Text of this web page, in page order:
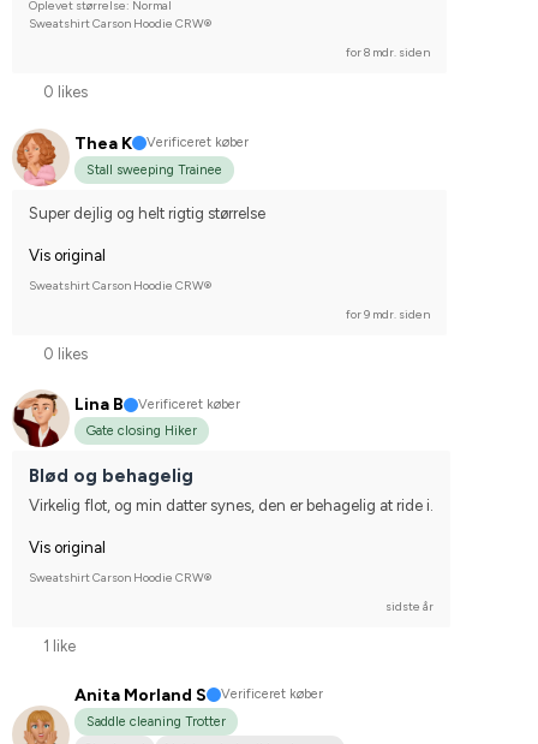
Oplevet størrelse: Normal
Sweatshirt Carson Hoodie CRW®
for 8 mdr. siden
0 likes
Thea K
Verificeret køber
Stall sweeping Trainee
Super dejlig og helt rigtig størrelse
Vis original
Sweatshirt Carson Hoodie CRW®
for 9 mdr. siden
0 likes
Lina B
Verificeret køber
Gate closing Hiker
Blød og behagelig
Virkelig flot, og min datter synes, den er behagelig at ride i.
Vis original
Sweatshirt Carson Hoodie CRW®
sidste år
1 like
Anita Morland S
Verificeret køber
Saddle cleaning Trotter